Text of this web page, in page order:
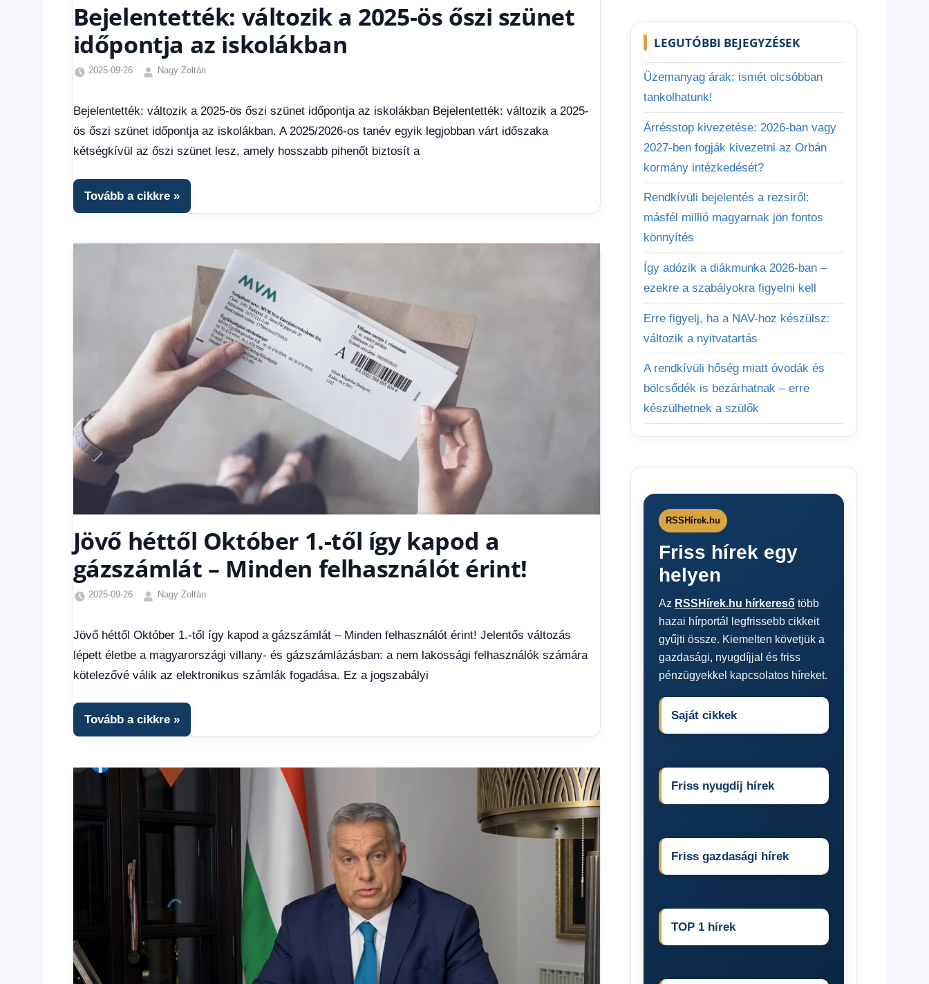
Bejelentették: változik a 2025-ös őszi szünet
időpontja az iskolákban
2025-09-26
Nagy Zoltán
hírek,
Gazdaság,
Hírek
Bejelentették: változik a 2025-ös őszi szünet időpontja az iskolákban Bejelentették: változik a 2025-
ös őszi szünet időpontja az iskolákban. A 2025/2026-os tanév egyik legjobban várt időszaka
kétségkívül az őszi szünet lesz, amely hosszabb pihenőt biztosít a
Tovább a cikkre
Jövő héttől Október 1.-től így kapod a
gázszámlát – Minden felhasználót érint!
2025-09-26
Nagy Zoltán
hírek,
Gazdaság,
Hírek,
Jövő héttől Október 1.-től így kapod a gázszámlát – Minden felhasználót érint! Jelentős változás
lépett életbe a magyarországi villany- és gázszámlázásban: a nem lakossági felhasználók számára
kötelezővé válik az elektronikus számlák fogadása. Ez a jogszabályi
Tovább a cikkre
LEGUTÓBBI BEJEGYZÉSEK
Üzemanyag árak: ismét olcsóbban
tankolhatunk!
Árrésstop kivezetése: 2026-ban vagy
2027-ben fogják kivezetni az Orbán
kormány intézkedését?
Rendkívüli bejelentés a rezsiről:
másfél millió magyarnak jön fontos
könnyítés
Így adózik a diákmunka 2026-ban –
ezekre a szabályokra figyelni kell
Erre figyelj, ha a NAV-hoz készülsz:
változik a nyitvatartás
A rendkívüli hőség miatt óvodák és
bölcsődék is bezárhatnak – erre
készülhetnek a szülők
RSSHírek.hu
Friss hírek egy
helyen
Az RSSHírek.hu hírkeresőtöbb
hazai hírportál legfrissebb cikkeit
gyűjti össze. Kiemelten követjük a
gazdasági, nyugdíjjal és friss
pénzügyekkel kapcsolatos híreket.
Saját cikkek
Friss nyugdíj hírek
Friss gazdasági hírek
TOP 1 hírek